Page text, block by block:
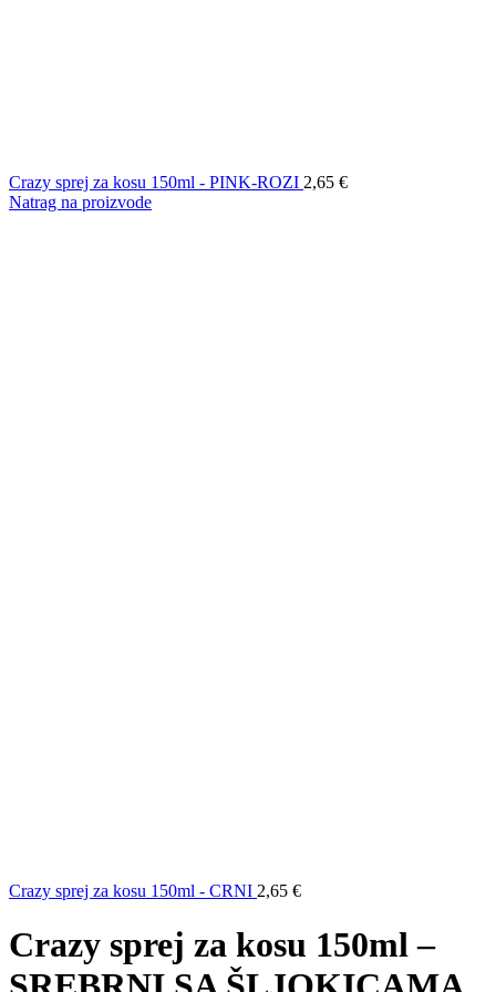
Crazy sprej za kosu 150ml - PINK-ROZI 2,65 €
Natrag na proizvode
Crazy sprej za kosu 150ml - CRNI 2,65 €
Crazy sprej za kosu 150ml –